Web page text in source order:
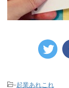
-起業あれこれ